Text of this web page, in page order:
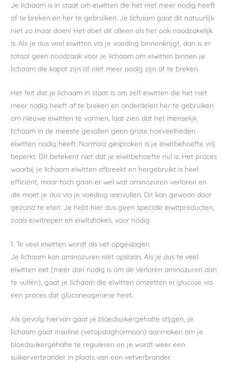
Je lichaam is in staat om eiwitten die het niet meer nodig heeft
af te breken en her te gebruiken. Je lichaam gaat dit natuurlijk
niet zo maar doen! Het doet dit alleen als het ook noodzakelijk
is. Als je dus veel eiwitten via je voeding binnenkrijgt, dan is er
totaal geen noodzaak voor je lichaam om eiwitten binnen je
lichaam die kapot zijn of niet meer nodig zijn af te breken.
Het feit dat je lichaam in staat is om zelf eiwitten die het niet
meer nodig heeft af te breken en onderdelen her te gebruiken
om nieuwe eiwitten te vormen, laat zien dat het menselijk
lichaam in de meeste gevallen geen grote hoeveelheden
eiwitten nodig heeft. Normaal gesproken is je eiwitbehoefte vrij
beperkt. Dit betekent niet dat je eiwitbehoefte nul is. Het proces
waarbij je lichaam eiwitten afbreekt en hergebruikt is heel
efficiënt, maar toch gaan er wel wat aminozuren verloren en
die moet je dus via je voeding aanvullen. Dit kan gewoon door
gezond te eten. Je hebt hier dus geen speciale eiwitproducten,
zoals eiwitrepen en eiwitshakes, voor nodig.
1. Te veel eiwitten wordt als vet opgeslagen
Je lichaam kan aminozuren niet opslaan. Als je dus te veel
eiwitten eet (meer dan nodig is om de verloren aminozuren aan
te vullen), gaat je lichaam die eiwitten omzetten in glucose via
een proces dat gluconeogenese heet.
Als gevolg hiervan gaat je bloedsuikergehalte stijgen, je
lichaam gaat insuline (vetopslaghormoon) aanmaken om je
bloedsuikergehalte te reguleren en je wordt weer een
suikerverbrander in plaats van een vetverbrander.